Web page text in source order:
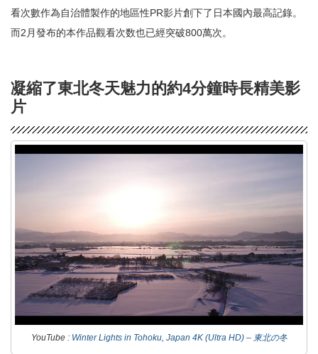
看次數作為自治體製作的地區性PR影片創下了日本國內最高記錄。
而2月發布的本作品觀看次数也已經突破800萬次。
凝縮了東北冬天魅力的約4分鐘時長精美影
片
YouTube : Winter Lights in Tohoku, Japan 4K (Ultra HD) – 東北の冬